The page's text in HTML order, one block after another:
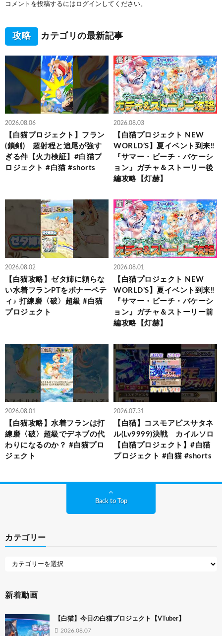
コメントを投稿するには ログイン してください。
攻略 カテゴリの最新記事
2026.08.06
【白猫プロジェクト】フラン
(鎖剣) 超射程と追尾が強す
ぎる件【火力検証】#白猫プ
ロジェクト #白猫 #shorts
2026.08.03
【白猫プロジェクト NEW
WORLD’S】夏イベント到来‼
『サマー・ビーチ・バケーシ
ョン』ガチャ＆ストーリー後
編攻略【灯赫】
2026.08.02
【白猫攻略】ゼタ姉に頼らな
い水着フランPTをボナーペテ
ィ♪ 打練磨〈破〉超級 #白猫
プロジェクト
2026.08.01
【白猫プロジェクト NEW
WORLD’S】夏イベント到来‼
『サマー・ビーチ・バケーシ
ョン』ガチャ＆ストーリー前
編攻略【灯赫】
2026.08.01
【白猫攻略】水着フランは打
練磨〈破〉超級でデネブの代
わりになるのか？ #白猫プロ
ジェクト
2026.07.31
【白猫】コスモアビスサタネ
ル(Lv9999)決戦 カイルソロ
【白猫プロジェクト】#白猫
プロジェクト #白猫 #shorts
Back to Top
カテゴリー
新着動画
【白猫】今日の白猫プロジェクト【VTuber】
2026.08.07